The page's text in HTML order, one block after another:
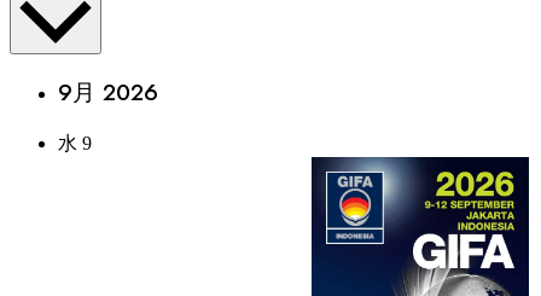
9月 2026
水 9